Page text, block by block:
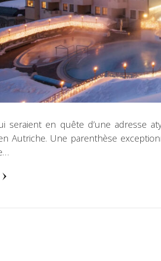
seraient en quête d’une adresse
en Autriche. Une parenthèse